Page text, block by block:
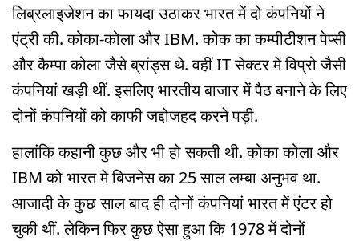
लिब्रलाइजेशन का फायदा उठाकर भारत में दो कंपनियों ने
एंट्री की. कोका-कोला और IBM. कोक का कम्पीटीशन पेप्सी
और कैम्पा कोला जैसे ब्रांड्स थे. वहीं IT सेक्टर में विप्रो जैसी
कंपनियां खड़ी थीं. इसलिए भारतीय बाजार में पैठ बनाने के लिए
दोनों कंपनियों को काफी जद्दोजहद करने पड़ी.
हालांकि कहानी कुछ और भी हो सकती थी. कोका कोला और
IBM को भारत में बिजनेस का 25 साल लम्बा अनुभव था.
आजादी के कुछ साल बाद ही दोनों कंपनियां भारत में एंटर हो
चुकी थीं. लेकिन फिर कुछ ऐसा हुआ कि 1978 में दोनों